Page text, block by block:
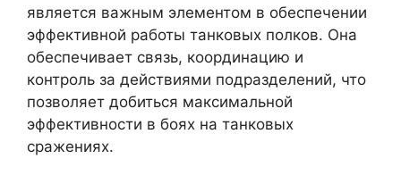
является важным элементом в обеспечении
эффективной работы танковых полков. Она
обеспечивает связь, координацию и
контроль за действиями подразделений, что
позволяет добиться максимальной
эффективности в боях на танковых
сражениях.